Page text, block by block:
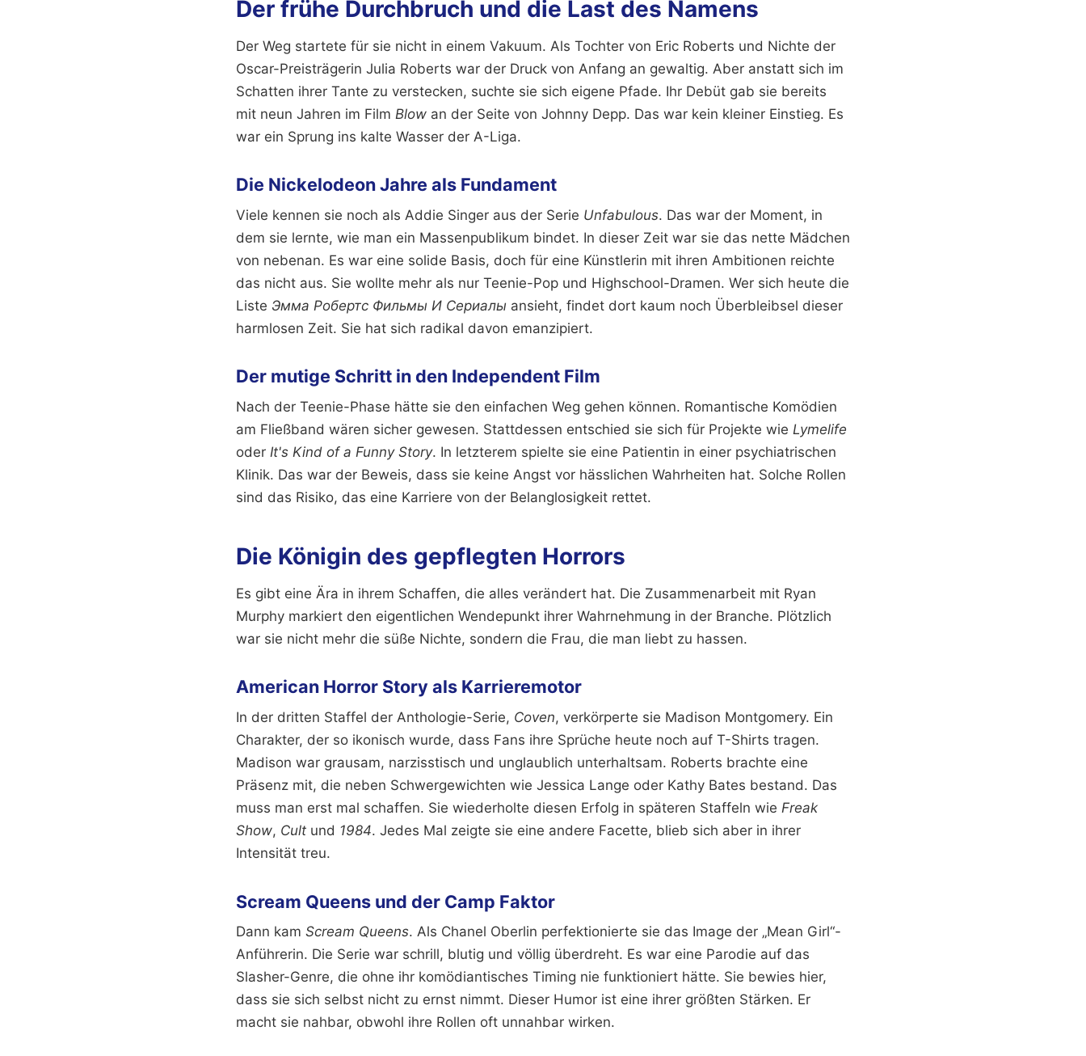
Der frühe Durchbruch und die Last des Namens
Der Weg startete für sie nicht in einem Vakuum. Als Tochter von Eric Roberts und Nichte der
Oscar-Preisträgerin Julia Roberts war der Druck von Anfang an gewaltig. Aber anstatt sich im
Schatten ihrer Tante zu verstecken, suchte sie sich eigene Pfade. Ihr Debüt gab sie bereits
mit neun Jahren im Film Blow an der Seite von Johnny Depp. Das war kein kleiner Einstieg. Es
war ein Sprung ins kalte Wasser der A-Liga.
Die Nickelodeon Jahre als Fundament
Viele kennen sie noch als Addie Singer aus der Serie Unfabulous. Das war der Moment, in
dem sie lernte, wie man ein Massenpublikum bindet. In dieser Zeit war sie das nette Mädchen
von nebenan. Es war eine solide Basis, doch für eine Künstlerin mit ihren Ambitionen reichte
das nicht aus. Sie wollte mehr als nur Teenie-Pop und Highschool-Dramen. Wer sich heute die
Liste Эмма Робертс Фильмы И Сериалы ansieht, findet dort kaum noch Überbleibsel dieser
harmlosen Zeit. Sie hat sich radikal davon emanzipiert.
Der mutige Schritt in den Independent Film
Nach der Teenie-Phase hätte sie den einfachen Weg gehen können. Romantische Komödien
am Fließband wären sicher gewesen. Stattdessen entschied sie sich für Projekte wie Lymelife
oder It's Kind of a Funny Story. In letzterem spielte sie eine Patientin in einer psychiatrischen
Klinik. Das war der Beweis, dass sie keine Angst vor hässlichen Wahrheiten hat. Solche Rollen
sind das Risiko, das eine Karriere von der Belanglosigkeit rettet.
Die Königin des gepflegten Horrors
Es gibt eine Ära in ihrem Schaffen, die alles verändert hat. Die Zusammenarbeit mit Ryan
Murphy markiert den eigentlichen Wendepunkt ihrer Wahrnehmung in der Branche. Plötzlich
war sie nicht mehr die süße Nichte, sondern die Frau, die man liebt zu hassen.
American Horror Story als Karrieremotor
In der dritten Staffel der Anthologie-Serie, Coven, verkörperte sie Madison Montgomery. Ein
Charakter, der so ikonisch wurde, dass Fans ihre Sprüche heute noch auf T-Shirts tragen.
Madison war grausam, narzisstisch und unglaublich unterhaltsam. Roberts brachte eine
Präsenz mit, die neben Schwergewichten wie Jessica Lange oder Kathy Bates bestand. Das
muss man erst mal schaffen. Sie wiederholte diesen Erfolg in späteren Staffeln wie Freak
Show, Cult und 1984. Jedes Mal zeigte sie eine andere Facette, blieb sich aber in ihrer
Intensität treu.
Scream Queens und der Camp Faktor
Dann kam Scream Queens. Als Chanel Oberlin perfektionierte sie das Image der „Mean Girl“-
Anführerin. Die Serie war schrill, blutig und völlig überdreht. Es war eine Parodie auf das
Slasher-Genre, die ohne ihr komödiantisches Timing nie funktioniert hätte. Sie bewies hier,
dass sie sich selbst nicht zu ernst nimmt. Dieser Humor ist eine ihrer größten Stärken. Er
macht sie nahbar, obwohl ihre Rollen oft unnahbar wirken.